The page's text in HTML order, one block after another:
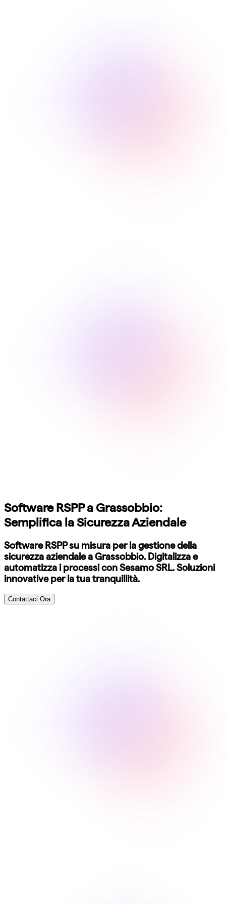
Software RSPP a Grassobbio:
Semplifica la Sicurezza Aziendale
Software RSPP su misura per la gestione della
sicurezza aziendale a Grassobbio. Digitalizza e
automatizza i processi con Sesamo SRL. Soluzioni
innovative per la tua tranquillità.
Contattaci Ora